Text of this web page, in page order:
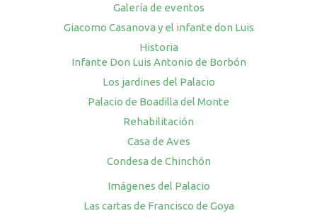
Galería de eventos
Giacomo Casanova y el infante don Luis
Historia
Infante Don Luis Antonio de Borbón
Los jardines del Palacio
Palacio de Boadilla del Monte
Rehabilitación
Casa de Aves
Condesa de Chinchón
Imágenes del Palacio
Las cartas de Francisco de Goya